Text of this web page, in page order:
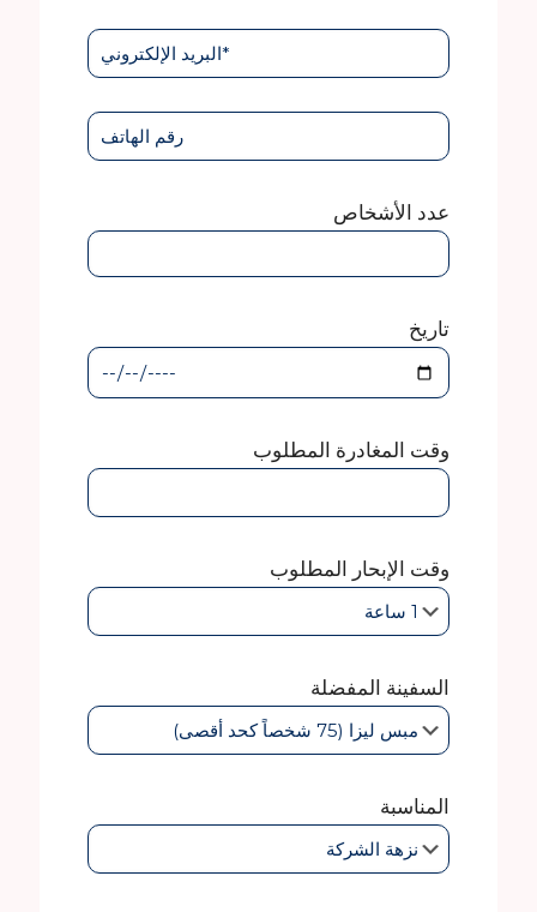
عدد الأشخاص
تاريخ
وقت المغادرة المطلوب
وقت الإبحار المطلوب
السفينة المفضلة
المناسبة